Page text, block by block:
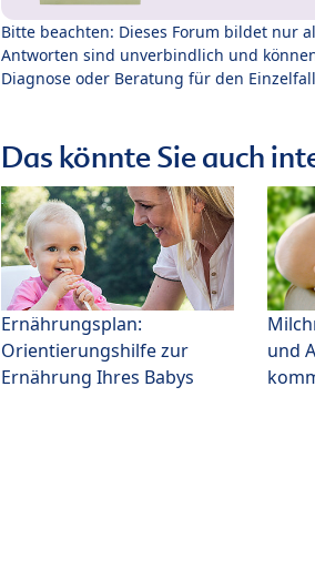
Bitte beachten: Dieses Forum bildet nur
Antworten sind unverbindlich und
Diagnose oder Beratung für den
Das könnte Sie auch
Ernährungsplan:
Orientierungshilfe zur
Ernährung Ihres Babys
und